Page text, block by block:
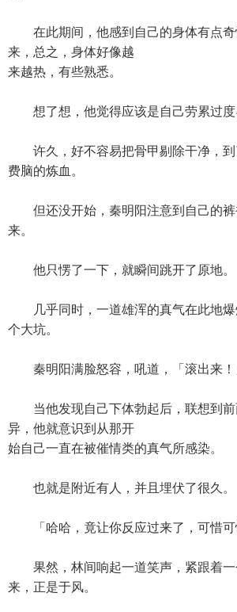
在此期间，他感到自己的身体有点奇
来，总之，身体好像越
来越热，有些熟悉。
想了想，他觉得应该是自己劳累过度
许久，好不容易把骨甲剔除干净，到
费脑的炼血。
但还没开始，秦明阳注意到自己的裤
来。
他只愣了一下，就瞬间跳开了原地。
几乎同时，一道雄浑的真气在此地爆
个大坑。
秦明阳满脸怒容，吼道，「滚出来！
当他发现自己下体勃起后，联想到前
异，他就意识到从那开
始自己一直在被催情类的真气所感染。
也就是附近有人，并且埋伏了很久。
「哈哈，竟让你反应过来了，可惜可
果然，林间响起一道笑声，紧跟着一
来，正是于风。